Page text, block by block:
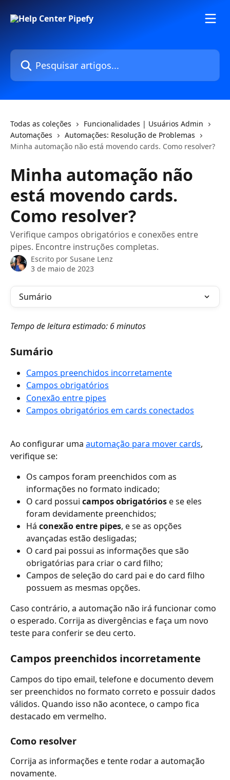
Pesquisar artigos...
Todas as coleções
Funcionalidades | Usuários Admin
Automações
Automações: Resolução de Problemas
Minha automação não está movendo cards. Como resolver?
Minha automação não
está movendo cards.
Como resolver?
Verifique campos obrigatórios e conexões entre
pipes. Encontre instruções completas.
Escrito por Susane Lenz
3 de maio de 2023
Sumário
Tempo de leitura estimado: 6 minutos
Sumário
Campos preenchidos incorretamente
Campos obrigatórios
Conexão entre pipes
Campos obrigatórios em cards conectados
Ao configurar uma automação para mover cards,
verifique se:
Os campos foram preenchidos com as
informações no formato indicado;
O card possui campos obrigatórios e se eles
foram devidamente preenchidos;
Há conexão entre pipes, e se as opções
avançadas estão desligadas;
O card pai possui as informações que são
obrigatórias para criar o card filho;
Campos de seleção do card pai e do card filho
possuem as mesmas opções.
Caso contrário, a automação não irá funcionar como
o esperado. Corrija as divergências e faça um novo
teste para conferir se deu certo.
Campos preenchidos incorretamente
Campos do tipo email, telefone e documento devem
ser preenchidos no formato correto e possuir dados
válidos. Quando isso não acontece, o campo fica
destacado em vermelho.
Como resolver
Corrija as informações e tente rodar a automação
novamente.